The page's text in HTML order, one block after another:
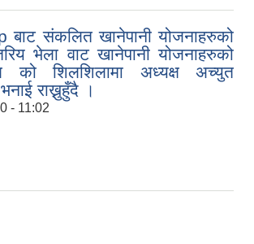
बाट संकलित खानेपानी योजनाहरुको
भेला वाट खानेपानी योजनाहरुको
को शिलशिलामा अध्यक्ष अच्युत
राख्नुहुँदै ।
- 11:02